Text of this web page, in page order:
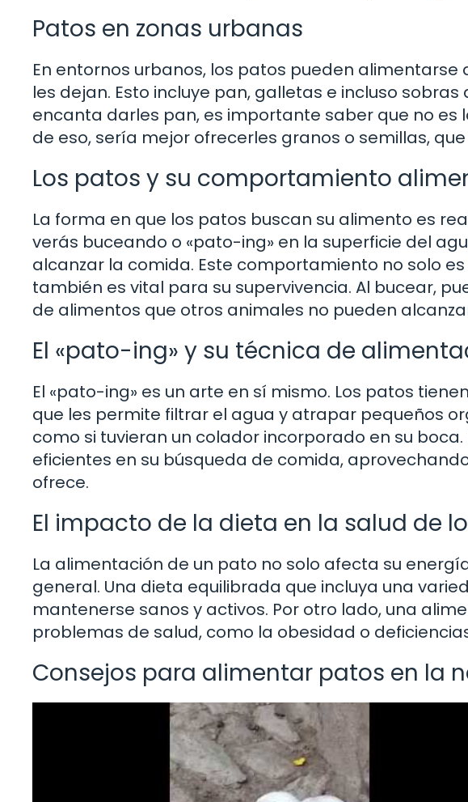
Patos en zonas urbanas
En entornos urbanos, los patos pueden
les dejan. Esto incluye pan, galletas e incluso
encanta darles pan, es importante saber que no es
de eso, sería mejor ofrecerles granos o semillas,
Los patos y su comportamiento
La forma en que los patos buscan su alimento es
verás buceando o «pato-ing» en la superficie del
alcanzar la comida. Este comportamiento no solo
también es vital para su supervivencia. Al bucear,
de alimentos que otros animales no pueden
El «pato-ing» y su técnica de
El «pato-ing» es un arte en sí mismo. Los patos
que les permite filtrar el agua y atrapar pequeños
como si tuvieran un colador incorporado en su
eficientes en su búsqueda de comida,
ofrece.
El impacto de la dieta en la salud de
La alimentación de un pato no solo afecta su
general. Una dieta equilibrada que incluya una
mantenerse sanos y activos. Por otro lado, una
problemas de salud, como la obesidad o
Consejos para alimentar patos en la